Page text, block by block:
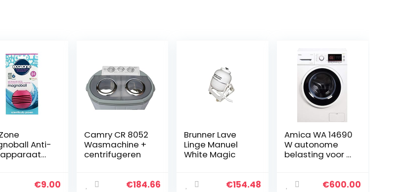
Anti-
€9.00
Camry CR 8052
Wasmachine +
centrifugeren
€184.66
Brunner Lave
Linge Manuel
White Magic
€154.48
Amica WA 14690
W autonome
belasting voor 7
wasmachine –
€600.00